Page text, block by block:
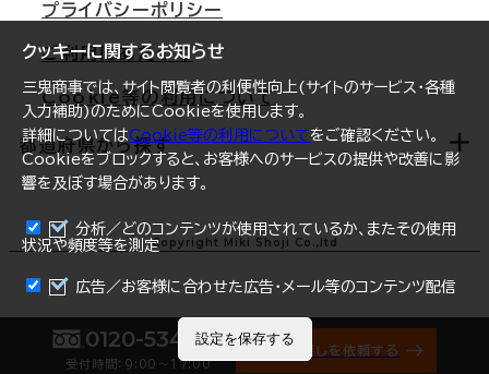
まとめて資料請求
0120-534-011
受付時間：9:00〜17:00
オフィス探しを依頼する
クッキーに関するお知らせ
三鬼商事では、サイト閲覧者の利便性向上(サイトのサービス・各種
入力補助)のためにCookieを使用します。
詳細についてはCookie等の利用についてをご確認ください。
Cookieをブロックすると、お客様へのサービスの提供や改善に影
響を及ぼす場合があります。
分析／どのコンテンツが使用されているか、またその使用
状況や頻度等を測定
広告／お客様に合わせた広告・メール等のコンテンツ配信
設定を保存する
札幌
仙台
横浜
福岡
オフィスリポート
ログイン
プライバシーポリシー
ご利用にあたって
Cookie等の利用について
都道府県から探す
北海道
青森県
宮城県
Copyright Miki Shoji Co.,ltd